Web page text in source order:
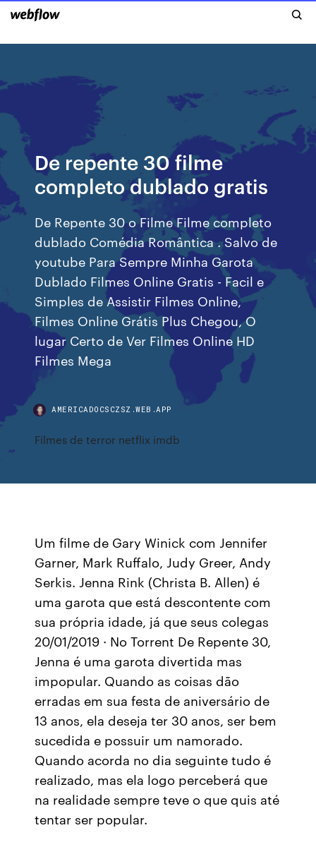
De repente 30 filme
completo dublado gratis
De Repente 30 o Filme Filme completo
dublado Comédia Romântica . Salvo de
youtube Para Sempre Minha Garota
Dublado Filmes Online Gratis - Facil e
Simples de Assistir Filmes Online,
Filmes Online Grátis Plus Chegou, O
lugar Certo de Ver Filmes Online HD
Filmes Mega
AMERICADOCSCZSZ.WEB.APP
Filmes de terror netflix imdb
Um filme de Gary Winick com Jennifer
Garner, Mark Ruffalo, Judy Greer, Andy
Serkis. Jenna Rink (Christa B. Allen) é
uma garota que está descontente com
sua própria idade, já que seus colegas
20/01/2019 · No Torrent De Repente 30,
Jenna é uma garota divertida mas
impopular. Quando as coisas dão
erradas em sua festa de aniversário de
13 anos, ela deseja ter 30 anos, ser bem
sucedida e possuir um namorado.
Quando acorda no dia seguinte tudo é
realizado, mas ela logo perceberá que
na realidade sempre teve o que quis até
tentar ser popular.